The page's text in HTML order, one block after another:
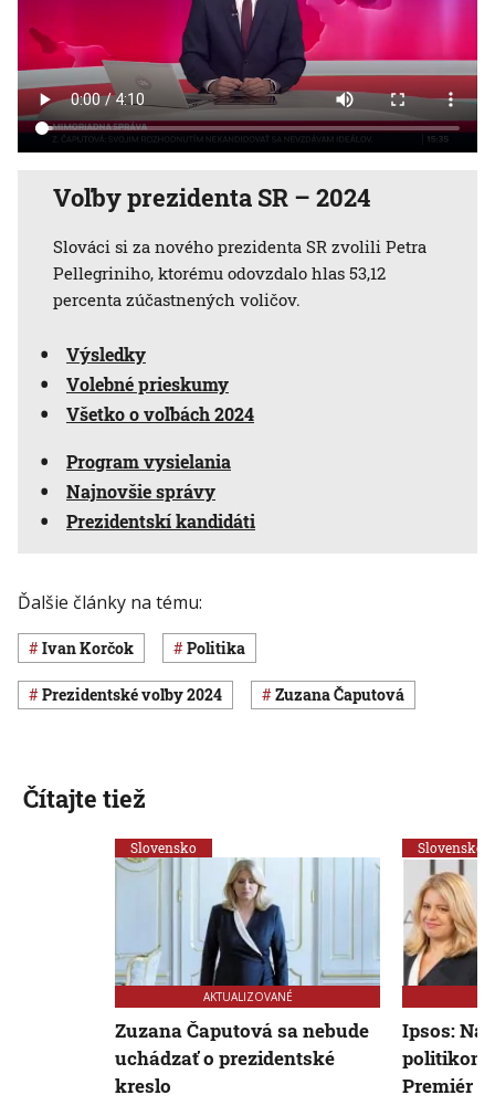
Voľby prezidenta SR – 2024
Slováci si za nového prezidenta SR zvolili Petra
Pellegriniho, ktorému odovzdalo hlas 53,12
percenta zúčastnených voličov.
Výsledky
Volebné prieskumy
Všetko o voľbách 2024
Program vysielania
Najnovšie správy
Prezidentskí kandidáti
Ďalšie články na tému:
Ivan Korčok Politika
prezidentské voľby 2024 Zuzana Čaputová
Čítajte tiež
Slovensko
AKTUALIZOVANÉ
Zuzana Čaputová sa nebude
uchádzať o prezidentské
kreslo
Slovensko
Ipsos:
politikom
Premiér